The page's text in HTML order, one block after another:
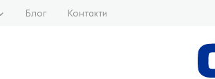
Блог Контакти